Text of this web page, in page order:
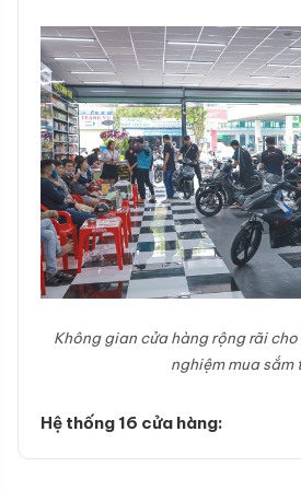
Không gian cửa hàng rộng rãi
nghiệm mua sắm
Hệ thống 16 cửa hàng: